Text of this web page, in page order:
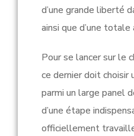
d’une grande liberté
ainsi que d’une totale
Pour se lancer sur le
ce dernier doit choisir
parmi un large panel
d’une étape
officiellement